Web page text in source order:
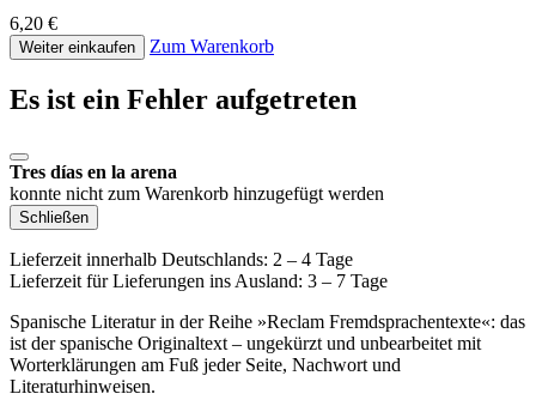
6,20 €
Weiter einkaufen Zum Warenkorb
Es ist ein Fehler aufgetreten
Tres días en la arena
konnte nicht zum Warenkorb hinzugefügt werden
Schließen
Lieferzeit innerhalb Deutschlands: 2 – 4 Tage
Lieferzeit für Lieferungen ins Ausland: 3 – 7 Tage
Spanische Literatur in der Reihe »Reclam Fremdsprachentexte«: das
ist der spanische Originaltext – ungekürzt und unbearbeitet mit
Worterklärungen am Fuß jeder Seite, Nachwort und
Literaturhinweisen.